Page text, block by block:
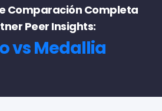
Comparación Completa
Peer Insights:
vs Medallia